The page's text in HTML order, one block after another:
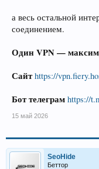
а весь остальной
соединением.
Один VPN —
Сайт https://
Бот телеграм https://
15 май 2026
SeoHide
Беттор